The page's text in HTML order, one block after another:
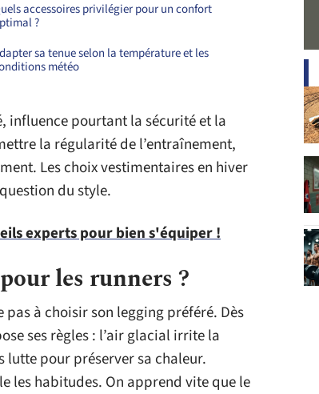
accessoires privilégier pour un confort
?
sa tenue selon la température et les
météo
influence pourtant la sécurité et la
la régularité de l’entraînement,
Les choix vestimentaires en hiver
du style.
experts pour bien s'équiper !
les runners ?
à choisir son legging préféré. Dès
ses règles : l’air glacial irrite la
pour préserver sa chaleur.
les habitudes. On apprend vite que le